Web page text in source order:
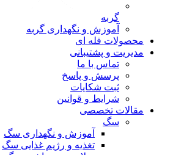
گربه
آموزش و نگهداری گربه
محصولات فله ای
مدیریت و پشتیبانی
تماس با ما
پرسش و پاسخ
ثبت شکایات
شرایط و قوانین
مقالات تخصصی
سگ
آموزش و نگهداری سگ
تغذیه و رژیم غذایی سگ